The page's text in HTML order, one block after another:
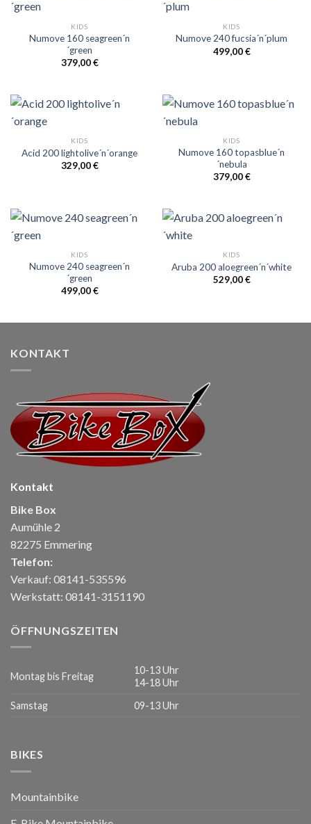
KIDS
Numove 160 seagreen´n
´green
379,00€
KIDS
Numove 240 fucsia´n´plum
499,00€
KIDS
Acid 200 lightolive´n´orange
329,00€
KIDS
Numove 160 topasblue´n
´nebula
379,00€
KIDS
Numove 240 seagreen´n
´green
499,00€
KIDS
Aruba 200 aloegreen´n´white
529,00€
KONTAKT
Kontakt
Bike Box
Aumühle 2
82275 Emmering
Telefon:
Verkauf: 08141-535596
Werkstatt: 08141-3151190
ÖFFNUNGSZEITEN
Montag bis Freitag
10-13 Uhr
14-18 Uhr
Samstag
09-13 Uhr
BIKES
Mountainbike